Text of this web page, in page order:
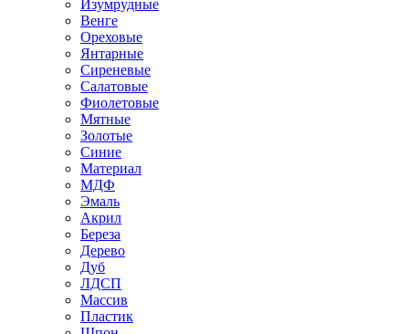
Изумрудные
Венге
Ореховые
Янтарные
Сиреневые
Салатовые
Фиолетовые
Мятные
Золотые
Синие
Материал
МДФ
Эмаль
Акрил
Береза
Дерево
Дуб
ЛДСП
Массив
Пластик